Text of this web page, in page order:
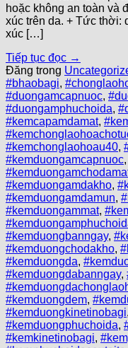
hoặc không an toàn và
xúc trên da. + Tức thời:
xúc […]
Tiếp tục đọc →
Đăng trong
#bhaobagi,
#duongamcapnuoc,
#duongamphuchoida,
#kemcapamdamat,
#kemchonglaohoau40,
#kemduongamcapnuoc,
#kemduongamdakho,
#kemduongamdamun,
#kemduongammat,
#kemduongbanngay,
#kemduongchodakho,
#kemduongda,
#kemduongdabanngay,
#kemduongdem,
#kemduongkinetinobagi,
#kemduongphuchoida,
#kemkinetinobagi,